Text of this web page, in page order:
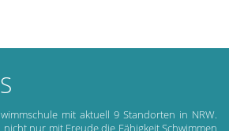
mit aktuell 9 Standorten in NRW.
nicht nur mit Freude die Fähigkeit Schwimmen